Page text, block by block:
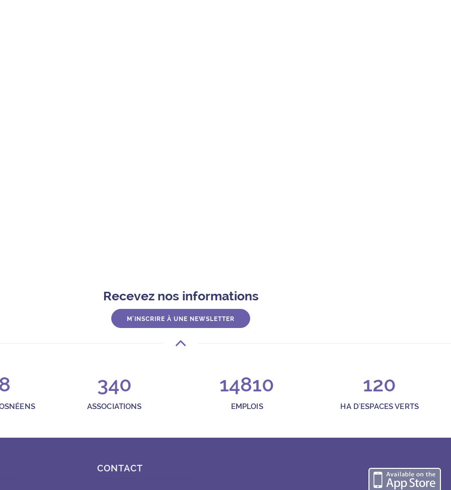
de 14h à 18h et le mercredi de 14h à 19h.
Recevez nos informations
M'INSCRIRE À UNE NEWSLETTER
340
ASSOCIATIONS
14810
EMPLOIS
120
HA D'ESPACES VERTS
CONTACT